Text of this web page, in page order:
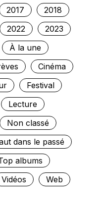
2017
2018
2022
2023
À la une
Cinéma
Festival
Lecture
Non classé
dans le passé
albums
Vidéos Web